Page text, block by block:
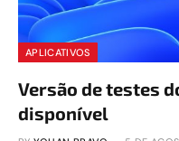
APLICATIVOS
Versão de testes
disponível